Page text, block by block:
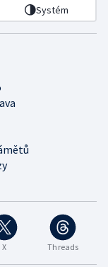
Systém
X Threads